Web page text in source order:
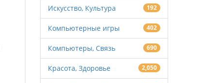
Искусство, Культура 192
Компьютерные игры 402
Компьютеры, Связь 690
Красота, Здоровье 2,050